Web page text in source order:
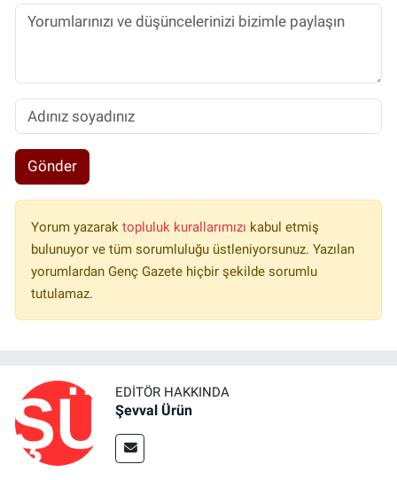
Gönder
Yorum yazarak topluluk kurallarımızı kabul etmiş
bulunuyor ve tüm sorumluluğu üstleniyorsunuz. Yazılan
yorumlardan Genç Gazete hiçbir şekilde sorumlu
tutulamaz.
EDITÖR HAKKINDA
Şevval Ürün